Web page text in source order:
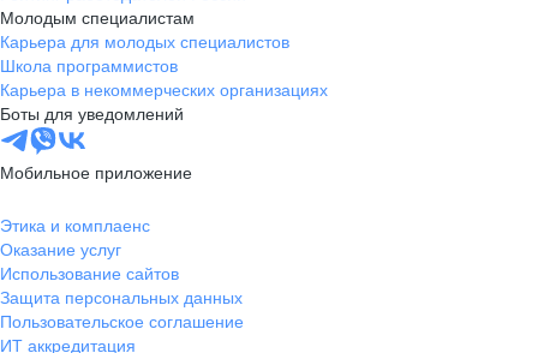
Молодым специалистам
Карьера для молодых специалистов
Школа программистов
Карьера в некоммерческих организациях
Боты для уведомлений
Мобильное приложение
Этика и комплаенс
Оказание услуг
Использование сайтов
Защита персональных данных
Пользовательское соглашение
ИТ аккредитация